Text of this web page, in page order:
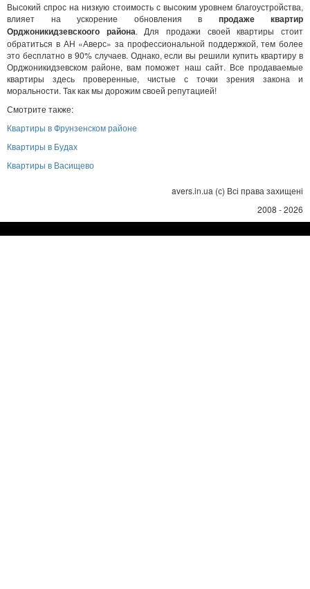
Высокий спрос на низкую стоимость с высоким уровнем благоустройства,
влияет на ускорение обновления в продаже квартир
Орджоникидзевскоого района. Для продажи своей квартиры стоит
обратиться в АН «Аверс» за профессиональной поддержкой, тем более
это бесплатно в 90% случаев. Однако, если вы решили купить квартиру в
Орджоникидзевском районе, вам поможет наш сайт. Все продаваемые
квартиры здесь проверенные, чистые с точки зрения закона и
моральности. Так как мы дорожим своей репутацией!
Смотрите также:
Квартиры в Фрунзенском районе
Квартиры в Будах
Квартиры в Васищево
avers.in.ua (с) Всі права захищені
2008 - 2026